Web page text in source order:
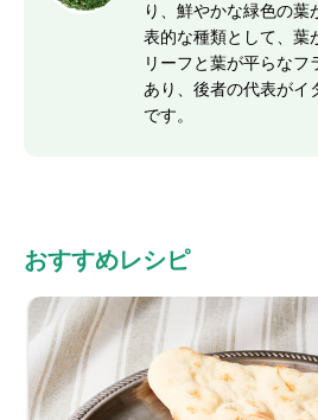
り、鮮やかな緑色の葉
表的な種類として、葉
リーフと葉が平らなフ
あり、後者の代表がイ
です。
おすすめレシピ